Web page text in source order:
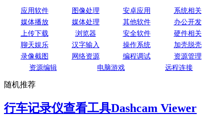
应用软件 图像处理 安卓应用
系统相关
媒体播放
媒体处理 其他软件
办公开发
上传下载
浏览器 安全软件
硬件相关
聊天娱乐
汉字输入 操作系统
加壳脱壳
录像截图
网络资源 编程调试
资源管理
资源编辑
电脑游戏 远程连接
随机推荐
行车记录仪查看工具Dashcam Viewer